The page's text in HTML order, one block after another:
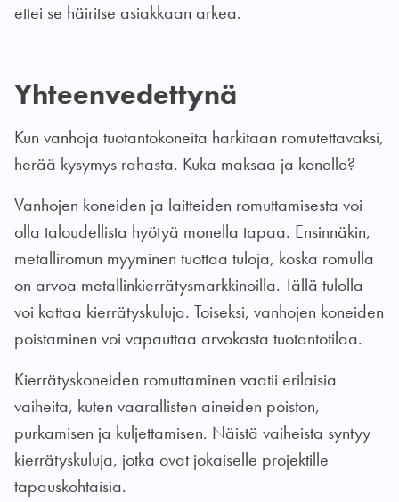
ettei se häiritse asiakkaan arkea.
Yhteenvedettynä
Kun vanhoja tuotantokoneita harkitaan romutettavaksi,
herää kysymys rahasta. Kuka maksaa ja kenelle?
Vanhojen koneiden ja laitteiden romuttamisesta voi
olla taloudellista hyötyä monella tapaa. Ensinnäkin,
metalliromun myyminen tuottaa tuloja, koska romulla
on arvoa metallinkierrätysmarkkinoilla. Tällä tulolla
voi kattaa kierrätyskuluja. Toiseksi, vanhojen koneiden
poistaminen voi vapauttaa arvokasta tuotantotilaa.
Kierrätyskoneiden romuttaminen vaatii erilaisia
vaiheita, kuten vaarallisten aineiden poiston,
purkamisen ja kuljettamisen. Näistä vaiheista syntyy
kierrätyskuluja, jotka ovat jokaiselle projektille
tapauskohtaisia.